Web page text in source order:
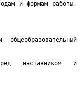
и формам работы,
наставником и